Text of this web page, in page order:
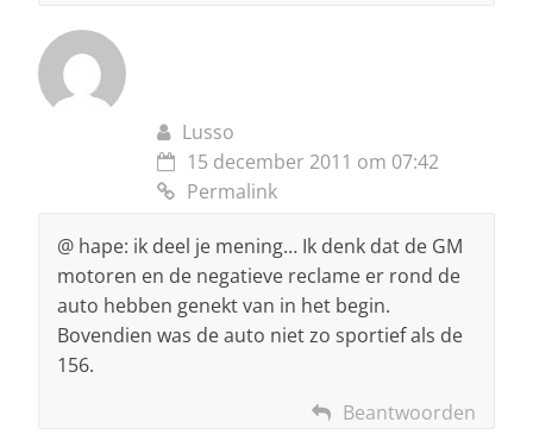
Lusso
15 december 2011 om 07:42
Permalink
@ hape: ik deel je mening… Ik denk dat de GM
motoren en de negatieve reclame er rond de
auto hebben genekt van in het begin.
Bovendien was de auto niet zo sportief als de
156.
Beantwoorden